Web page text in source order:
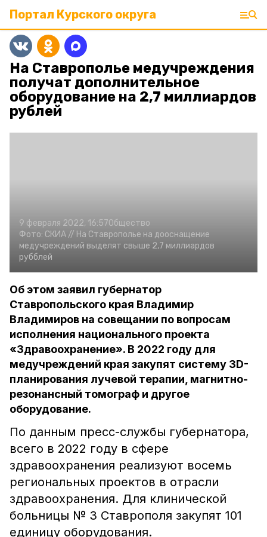
Портал Курского округа
На Ставрополье медучреждения
получат дополнительное
оборудование на 2,7 миллиардов
рублей
9 февраля 2022, 16:57Общество
Фото: СКИА // На Ставрополье на дооснащение
медучреждений выделят свыше 2,7 миллиардов
рубблей
Об этом заявил губернатор
Ставропольского края Владимир
Владимиров на совещании по вопросам
исполнения национального проекта
«Здравоохранение». В 2022 году для
медучреждений края закупят систему 3D-
планирования лучевой терапии, магнитно-
резонансный томограф и другое
оборудование.
По данным пресс-службы губернатора,
всего в 2022 году в сфере
здравоохранения реализуют восемь
региональных проектов в отрасли
здравоохранения. Для клинической
больницы № 3 Ставрополя закупят 101
единицу оборудования.